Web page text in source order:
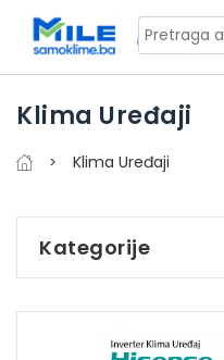
Klima Uređaji
Klima Uređaji
Kategorije